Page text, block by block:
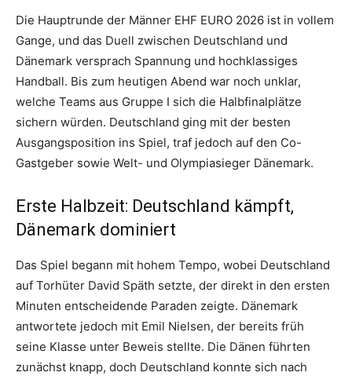
Die Hauptrunde der Männer EHF EURO 2026 ist in vollem
Gange, und das Duell zwischen Deutschland und
Dänemark versprach Spannung und hochklassiges
Handball. Bis zum heutigen Abend war noch unklar,
welche Teams aus Gruppe I sich die Halbfinalplätze
sichern würden. Deutschland ging mit der besten
Ausgangsposition ins Spiel, traf jedoch auf den Co-
Gastgeber sowie Welt- und Olympiasieger Dänemark.
Erste Halbzeit: Deutschland kämpft,
Dänemark dominiert
Das Spiel begann mit hohem Tempo, wobei Deutschland
auf Torhüter David Späth setzte, der direkt in den ersten
Minuten entscheidende Paraden zeigte. Dänemark
antwortete jedoch mit Emil Nielsen, der bereits früh
seine Klasse unter Beweis stellte. Die Dänen führten
zunächst knapp, doch Deutschland konnte sich nach